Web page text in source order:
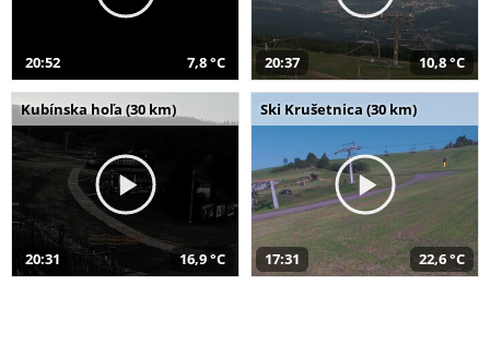
20:52 7,8 °C 20:37 10,8 °C
Kubínska hoľa (30 km)
20:31 16,9 °C
Ski Krušetnica (30 km)
17:31 22,6 °C